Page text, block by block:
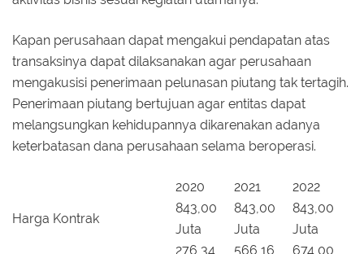
Kapan perusahaan dapat mengakui pendapatan atas
transaksinya dapat dilaksanakan agar perusahaan
mengakusisi penerimaan pelunasan piutang tak tertagih.
Penerimaan piutang bertujuan agar entitas dapat
melangsungkan kehidupannya dikarenakan adanya
keterbatasan dana perusahaan selama beroperasi.
2020 2021 2022
Harga Kontrak
843,00
Juta
843,00
Juta
843,00
Juta
276,34 566,16 674,00